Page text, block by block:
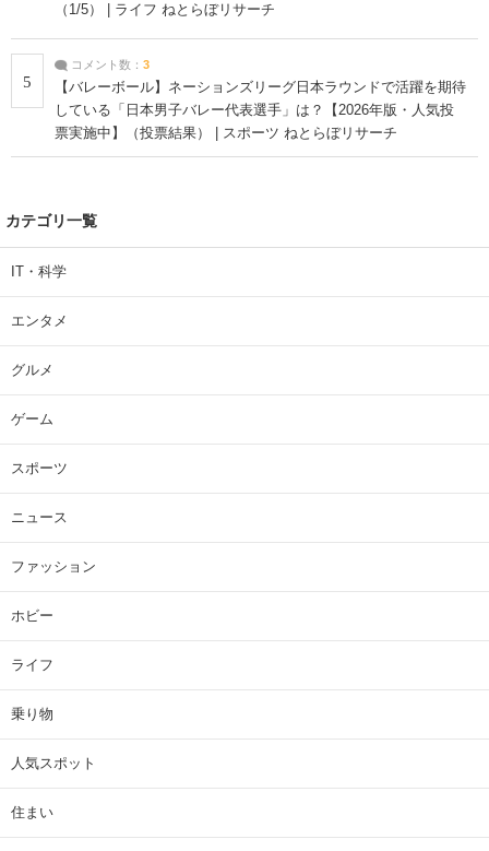
（1/5） | ライフ ねとらぼリサーチ
5
コメント数： 3
【バレーボール】ネーションズリーグ日本ラウンドで活躍を期待
している「日本男子バレー代表選手」は？【2026年版・人気投
票実施中】（投票結果） | スポーツ ねとらぼリサーチ
カテゴリ一覧
IT・科学
エンタメ
グルメ
ゲーム
スポーツ
ニュース
ファッション
ホビー
ライフ
乗り物
人気スポット
住まい